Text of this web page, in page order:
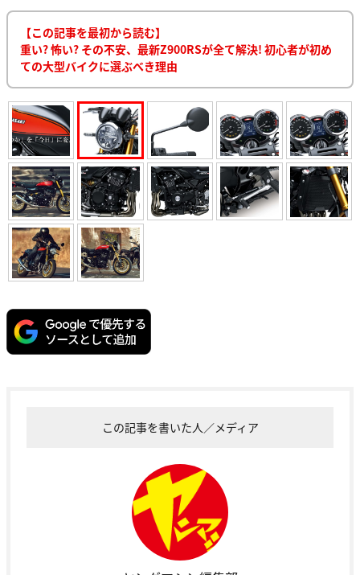
【この記事を最初から読む】
重い? 怖い? その不安、最新Z900RSが全て解決! 初心者が初め
ての大型バイクに選ぶべき理由
この記事を書いた人／メディア